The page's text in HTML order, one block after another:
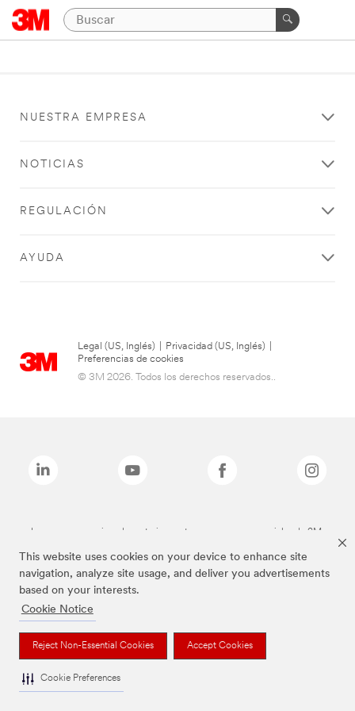
This website uses cookies on your device to enhance site
navigation, analyze site usage, and deliver you advertisements
based on your interests.
Cookie Notice
Reject Non-Essential Cookies Accept Cookies
Cookie Preferences
NUESTRA EMPRESA
NOTICIAS
REGULACIÓN
AYUDA
Legal (US, Inglés) Privacidad (US, Inglés)
Preferencias de cookies
© 3M 2026. Todos los derechos reservados..
Las marcas mencionadas anteriormente son marcas comerciales de 3M.